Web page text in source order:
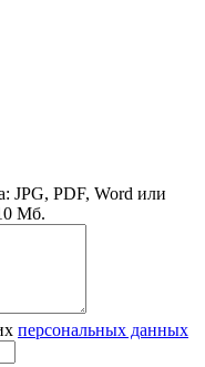
JPG, PDF, Word или
Мб.
персональных данных